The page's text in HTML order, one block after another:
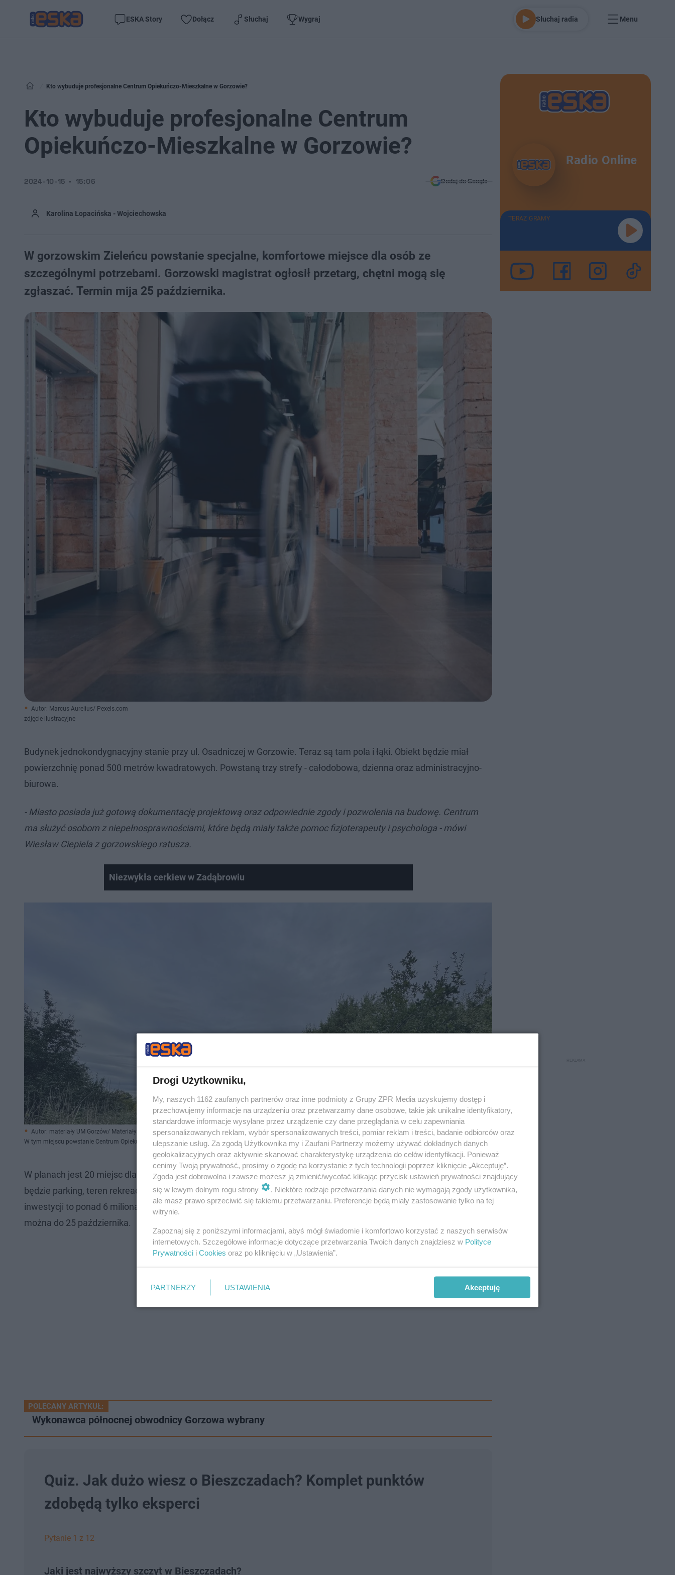
ESKA Story Dołącz Słuchaj Wygraj Słuchaj radia Menu
Kto wybuduje profesjonalne Centrum Opiekuńczo-Mieszkalne w Gorzowie?
Kto wybuduje profesjonalne Centrum
Opiekuńczo-Mieszkalne w Gorzowie?
Karolina Łopacińska - Wojciechowska
2024-10-15 15:06 Dodaj do Google
W gorzowskim Zieleńcu powstanie specjalne, komfortowe miejsce dla osób ze
szczególnymi potrzebami. Gorzowski magistrat ogłosił przetarg, chętni mogą się
zgłaszać. Termin mija 25 października.
Autor: Marcus Aurelius/ Pexels.com
zdjęcie ilustracyjne
Budynek jednokondygnacyjny stanie przy ul. Osadniczej w Gorzowie. Teraz są tam pola i łąki. Obiekt będzie miał
powierzchnię ponad 500 metrów kwadratowych. Powstaną trzy strefy - całodobowa, dzienna oraz administracyjno-
biurowa.
- Miasto posiada już gotową dokumentację projektową oraz odpowiednie zgody i pozwolenia na budowę. Centrum
ma służyć osobom z niepełnosprawnościami, które będą miały także pomoc fizjoterapeuty i psychologa - mówi
Wiesław Ciepiela z gorzowskiego ratusza.
Niezwykła cerkiew w Zadąbrowiu
Autor: materiały UM Gorzów/ Materiały prasowe
W tym miejscu powstanie Centrum Opiekuńczo-Mieszkalne
W planach jest 20 miejsc dla pobytu dziennego, w tym cztery dla osób, które pozostaną całodobowo. Na zewnątrz
będzie parking, teren rekreacyjny oraz zadaszony taras. Wykonawca będzie miał 14 miesięcy na budowę. ​Koszt
inwestycji to ponad 6 miliona złotych, z czego 3,5 miliona pochodzi z Funduszu Solidarnościowego. Oferty składać
można do 25 października.
POLECANY ARTYKUŁ:
Wykonawca północnej obwodnicy Gorzowa wybrany
Quiz. Jak dużo wiesz o Bieszczadach? Komplet punktów
zdobędą tylko eksperci
Pytanie 1 z 12
Jaki jest najwyższy szczyt w Bieszczadach?
Radio Online
TERAZ GRAMY
Drogi Użytkowniku,
My, naszych 1162 zaufanych partnerów oraz inne podmioty z Grupy ZPR Media uzyskujemy dostęp i
przechowujemy informacje na urządzeniu oraz przetwarzamy dane osobowe, takie jak unikalne identyfikatory,
standardowe informacje wysyłane przez urządzenie czy dane przeglądania w celu zapewniania
spersonalizowanych reklam, wybór spersonalizowanych treści, pomiar reklam i treści, badanie odbiorców oraz
ulepszanie usług. Za zgodą Użytkownika my i Zaufani Partnerzy możemy używać dokładnych danych
geolokalizacyjnych oraz aktywnie skanować charakterystykę urządzenia do celów identyfikacji. Ponieważ
cenimy Twoją prywatność, prosimy o zgodę na korzystanie z tych technologii poprzez kliknięcie „Akceptuję”.
Zgoda jest dobrowolna i zawsze możesz ją zmienić/wycofać klikając przycisk ustawień prywatności znajdujący
się w lewym dolnym rogu strony
. Niektóre rodzaje przetwarzania danych nie wymagają zgody użytkownika,
ale masz prawo sprzeciwić się takiemu przetwarzaniu. Preferencje będą miały zastosowanie tylko na tej
witrynie.
Zapoznaj się z poniższymi informacjami, abyś mógł świadomie i komfortowo korzystać z naszych serwisów
internetowych. Szczegółowe informacje dotyczące przetwarzania Twoich danych znajdziesz w Polityce
Prywatności i Cookies oraz po kliknięciu w „Ustawienia”.
PARTNERZY USTAWIENIA Akceptuję